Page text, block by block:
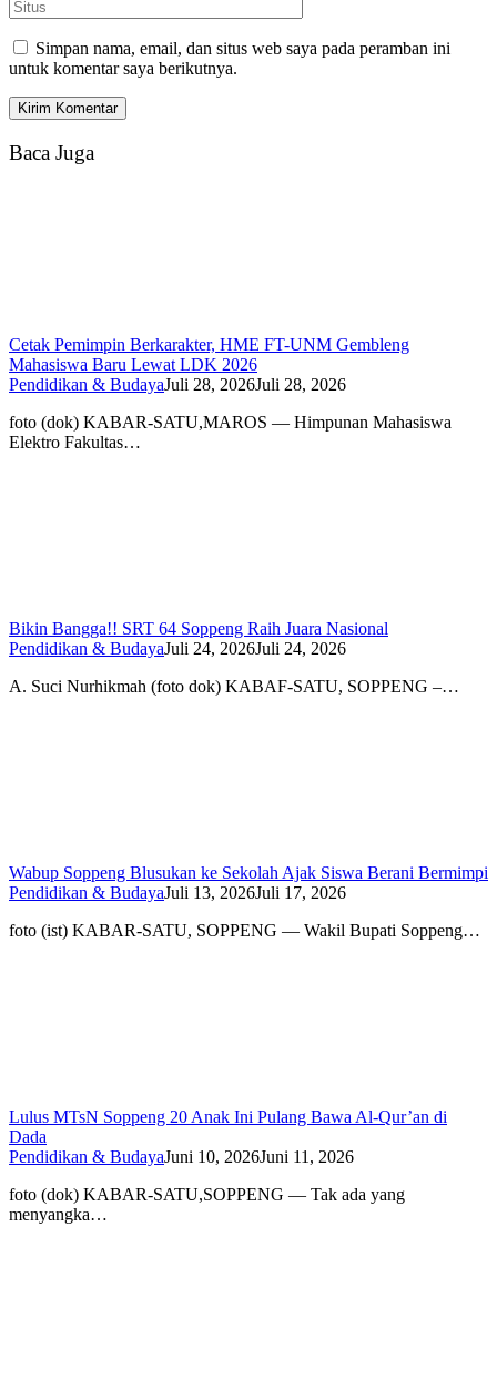
Simpan nama, email, dan situs web saya pada peramban ini
untuk komentar saya berikutnya.
Baca Juga
Cetak Pemimpin Berkarakter, HME FT-UNM Gembleng
Mahasiswa Baru Lewat LDK 2026
Pendidikan & BudayaJuli 28, 2026Juli 28, 2026
foto (dok) KABAR-SATU,MAROS — Himpunan Mahasiswa
Elektro Fakultas…
Bikin Bangga!! SRT 64 Soppeng Raih Juara Nasional
Pendidikan & BudayaJuli 24, 2026Juli 24, 2026
A. Suci Nurhikmah (foto dok) KABAF-SATU, SOPPENG –…
Wabup Soppeng Blusukan ke Sekolah Ajak Siswa Berani Bermimpi
Pendidikan & BudayaJuli 13, 2026Juli 17, 2026
foto (ist) KABAR-SATU, SOPPENG — Wakil Bupati Soppeng…
Lulus MTsN Soppeng 20 Anak Ini Pulang Bawa Al-Qur’an di
Dada
Pendidikan & BudayaJuni 10, 2026Juni 11, 2026
foto (dok) KABAR-SATU,SOPPENG — Tak ada yang
menyangka…